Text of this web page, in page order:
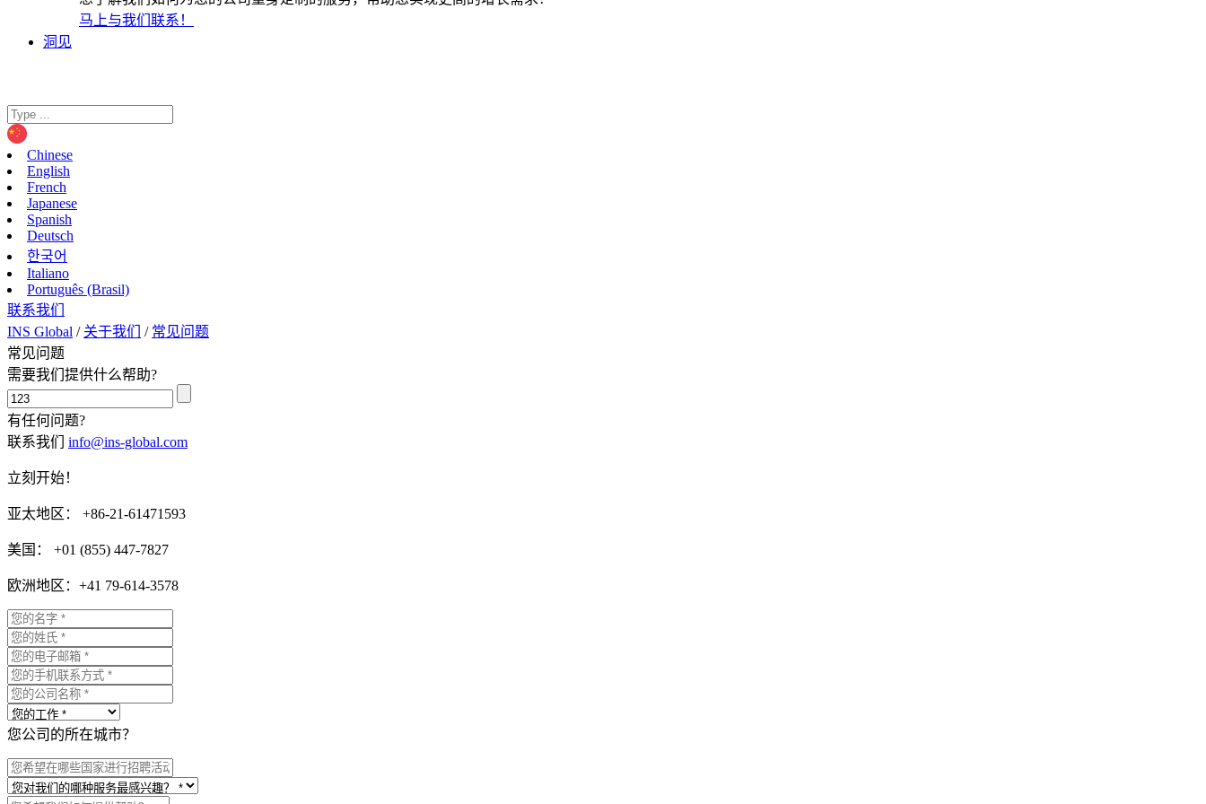
马上与我们联系！
洞见
Chinese
English
French
Japanese
Spanish
Deutsch
한국어
Italiano
Português (Brasil)
联系我们
INS Global / 关于我们 / 常见问题
常见问题
需要我们提供什么帮助?
有任何问题?
联系我们 info@ins-global.com
立刻开始！
亚太地区： +86-21-61471593
美国： +01 (855) 447-7827
欧洲地区：+41 79-614-3578
您公司的所在城市？